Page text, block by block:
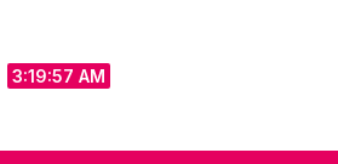
3:19:59 AM